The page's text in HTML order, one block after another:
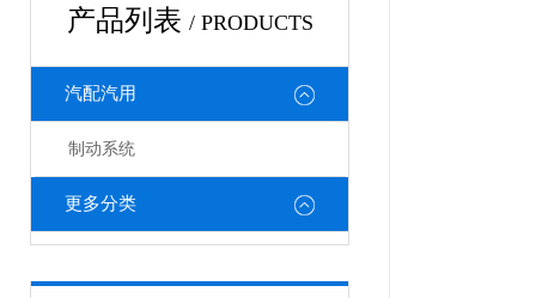
产品列表 / PRODUCTS
汽配汽用
制动系统
更多分类